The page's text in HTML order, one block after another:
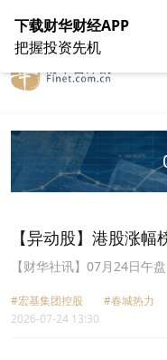
在线客服 关于我们
【异动股】港股涨
(01718.HK)涨
【财华社讯】07月24日午
+44.12%、金威医疗
涨幅+31.25%、马可数字科
#宏基集团控股 #春城热力
2026-07-24 13:30
下载财华财经APP
把握投资先机